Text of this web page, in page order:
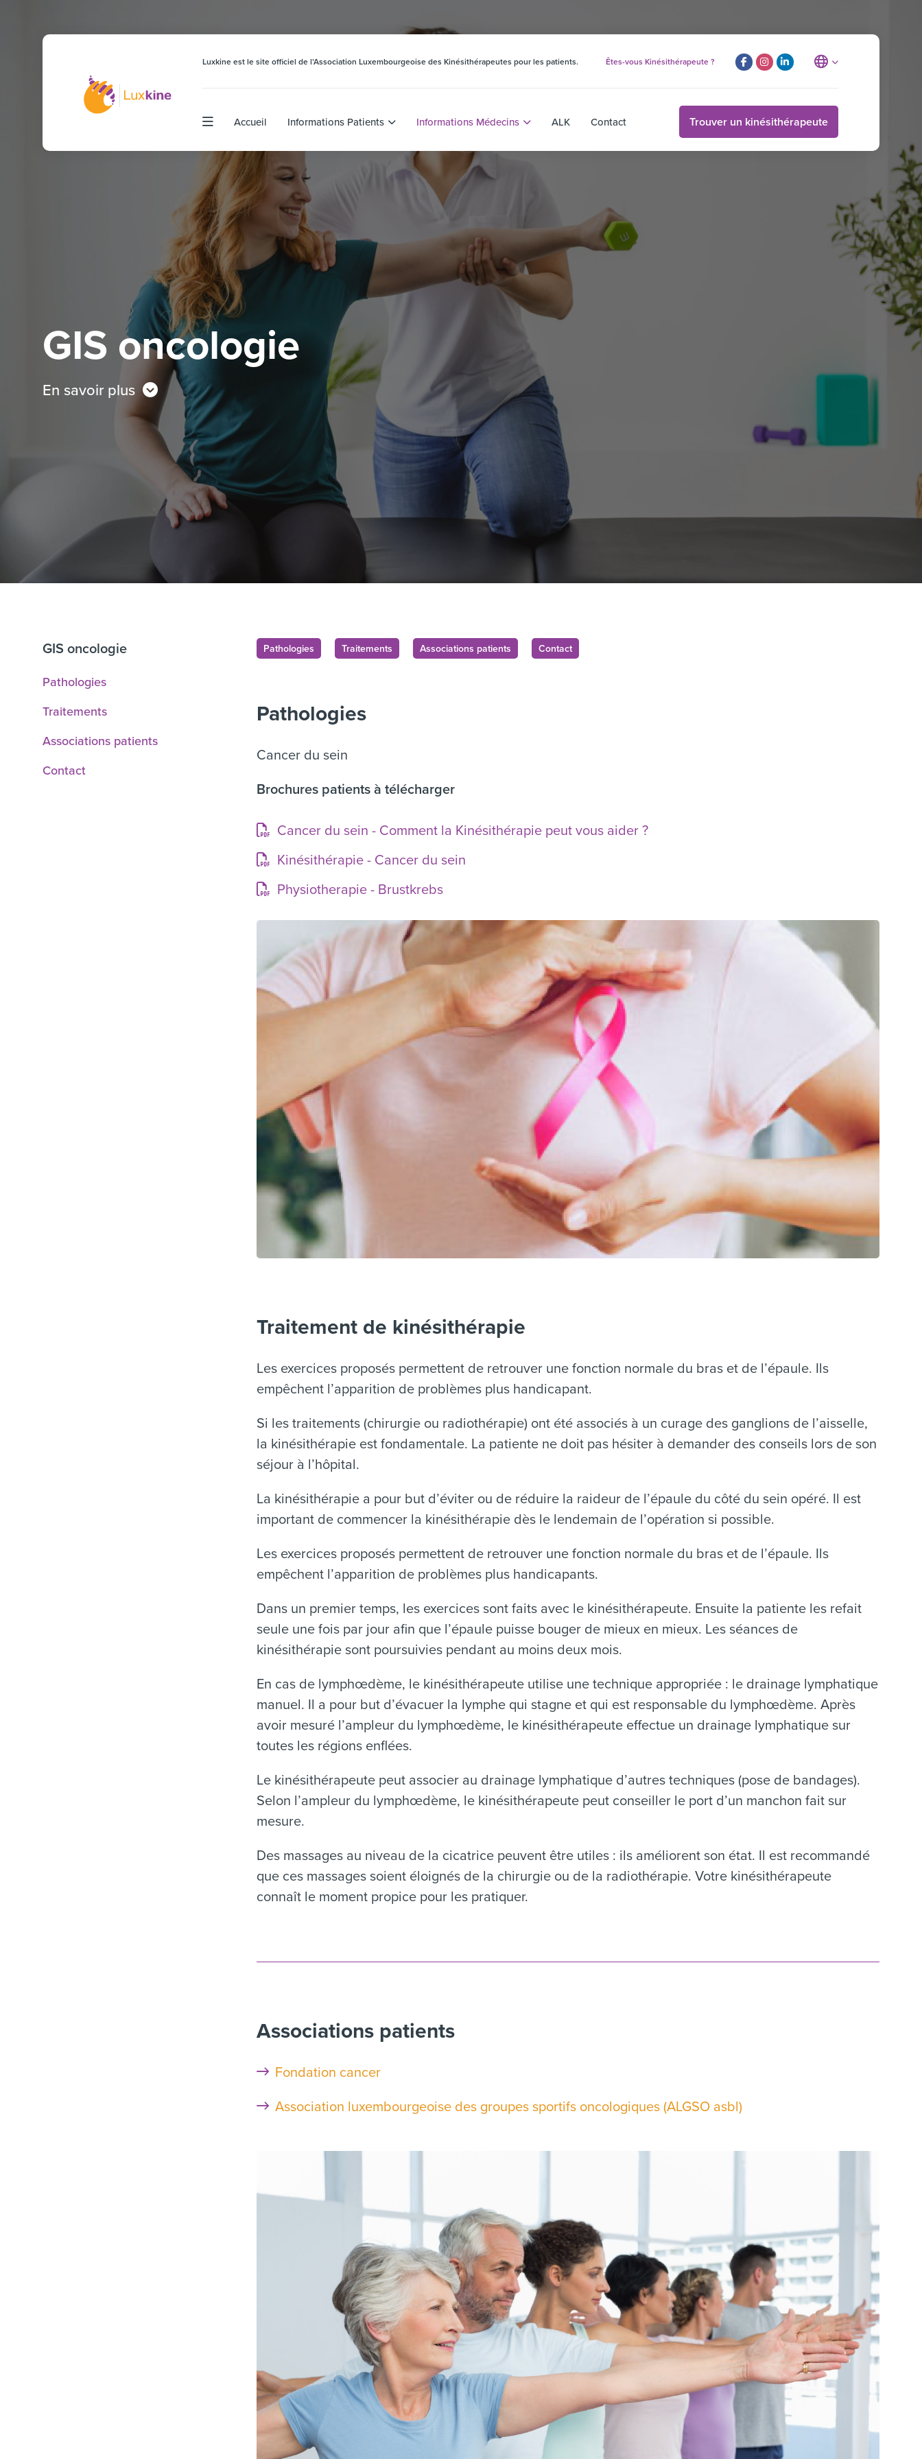
Luxkine est le site officiel de l’Association Luxembourgeoise des Kinésithérapeutes pour les patients. Êtes-vous Kinésithérapeute ?
Accueil Informations Patients Informations Médecins ALK Contact Trouver un kinésithérapeute
GIS oncologie
En savoir plus
GIS oncologie
Pathologies
Traitements
Associations patients
Contact
Pathologies Traitements Associations patients Contact
Pathologies
Cancer du sein
Brochures patients à télécharger
Cancer du sein - Comment la Kinésithérapie peut vous aider ?
Kinésithérapie - Cancer du sein
Physiotherapie - Brustkrebs
Traitement de kinésithérapie
Les exercices proposés permettent de retrouver une fonction normale du bras et de l’épaule. Ils
empêchent l’apparition de problèmes plus handicapant.
Si les traitements (chirurgie ou radiothérapie) ont été associés à un curage des ganglions de l’aisselle,
la kinésithérapie est fondamentale. La patiente ne doit pas hésiter à demander des conseils lors de son
séjour à l’hôpital.
La kinésithérapie a pour but d’éviter ou de réduire la raideur de l’épaule du côté du sein opéré. Il est
important de commencer la kinésithérapie dès le lendemain de l’opération si possible.
Les exercices proposés permettent de retrouver une fonction normale du bras et de l’épaule. Ils
empêchent l’apparition de problèmes plus handicapants.
Dans un premier temps, les exercices sont faits avec le kinésithérapeute. Ensuite la patiente les refait
seule une fois par jour afin que l’épaule puisse bouger de mieux en mieux. Les séances de
kinésithérapie sont poursuivies pendant au moins deux mois.
En cas de lymphœdème, le kinésithérapeute utilise une technique appropriée : le drainage lymphatique
manuel. Il a pour but d’évacuer la lymphe qui stagne et qui est responsable du lymphœdème. Après
avoir mesuré l’ampleur du lymphœdème, le kinésithérapeute effectue un drainage lymphatique sur
toutes les régions enflées.
Le kinésithérapeute peut associer au drainage lymphatique d’autres techniques (pose de bandages).
Selon l’ampleur du lymphœdème, le kinésithérapeute peut conseiller le port d’un manchon fait sur
mesure.
Des massages au niveau de la cicatrice peuvent être utiles : ils améliorent son état. Il est recommandé
que ces massages soient éloignés de la chirurgie ou de la radiothérapie. Votre kinésithérapeute
connaît le moment propice pour les pratiquer.
Associations patients
Fondation cancer
Association luxembourgeoise des groupes sportifs oncologiques (ALGSO asbl)